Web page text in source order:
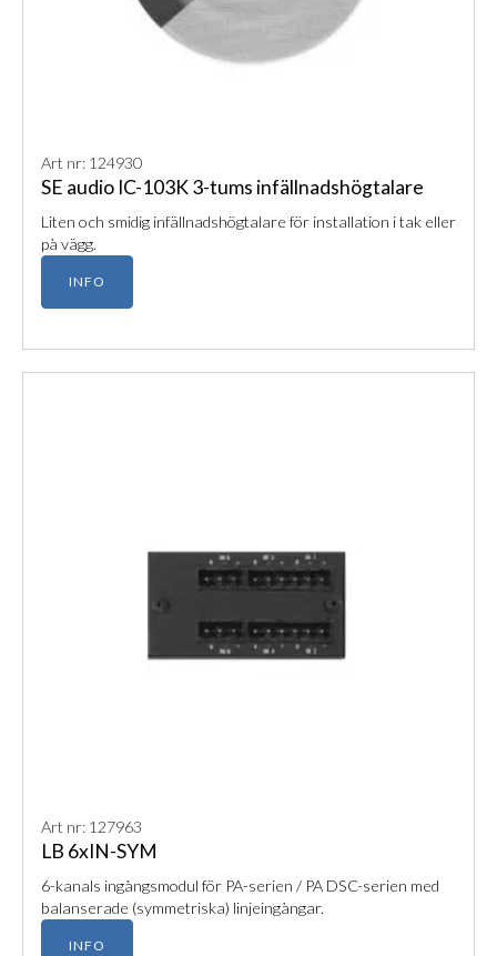
Art nr: 124930
SE audio IC-103K 3-tums infällnadshögtalare
Liten och smidig infällnadshögtalare för installation i tak eller
på vägg.
INFO
Art nr: 127963
LB 6xIN-SYM
6-kanals ingångsmodul för PA-serien / PA DSC-serien med
balanserade (symmetriska) linjeingångar.
INFO